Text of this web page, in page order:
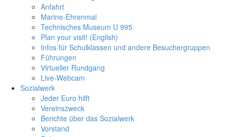
Anfahrt
Marine-Ehrenmal
Technisches Museum U 995
Plan your visit! (English)
Infos für Schulklassen und andere Besuchergruppen
Führungen
Virtueller Rundgang
Live-Webcam
Sozialwerk
Jeder Euro hilft
Vereinszweck
Berichte über das Sozialwerk
Vorstand